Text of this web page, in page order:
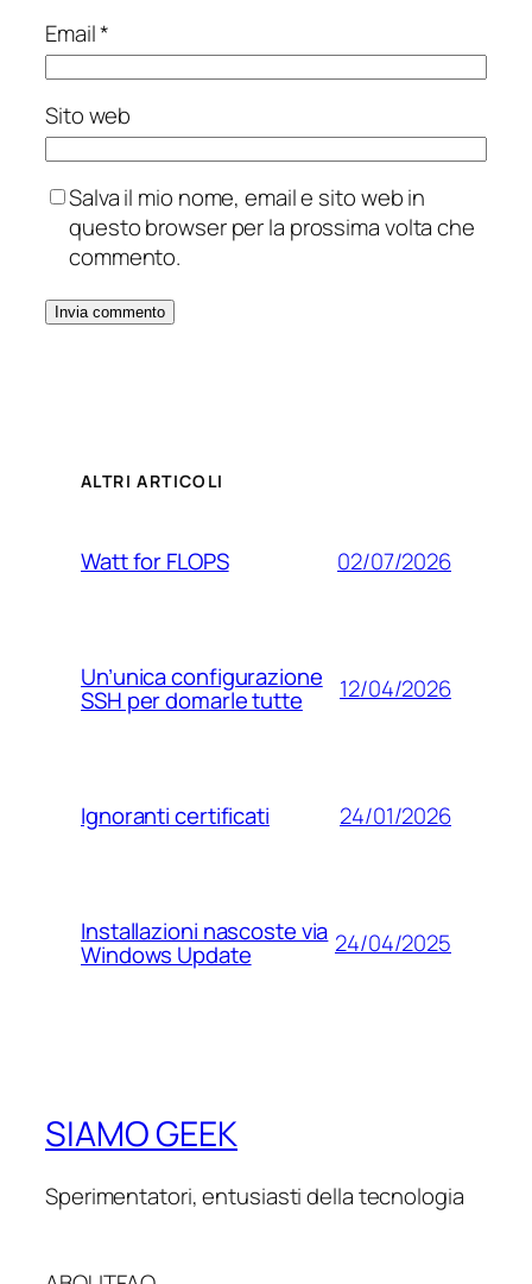
Email*
Sito web
Salva il mio nome, email e sito web in
questo browser per la prossima volta che
commento.
ALTRI ARTICOLI
Watt for FLOPS 02/07/2026
Un’unica configurazione
SSH per domarle tutte 12/04/2026
Ignoranti certificati 24/01/2026
Installazioni nascoste via
Windows Update 24/04/2025
SIAMO GEEK
Sperimentatori, entusiasti della tecnologia